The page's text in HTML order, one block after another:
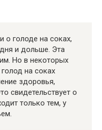
о голоде на соках,
и дольше. Эта
Но в некоторых
на соках
здоровья,
свидетельствует о
только тем, у